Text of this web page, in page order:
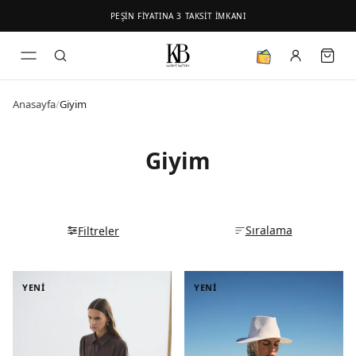
PEŞİN FİYATINA 3 TAKSİT İMKANI
Anasayfa/Giyim
Giyim
Filtreler Sıralama
YENİ YENİ